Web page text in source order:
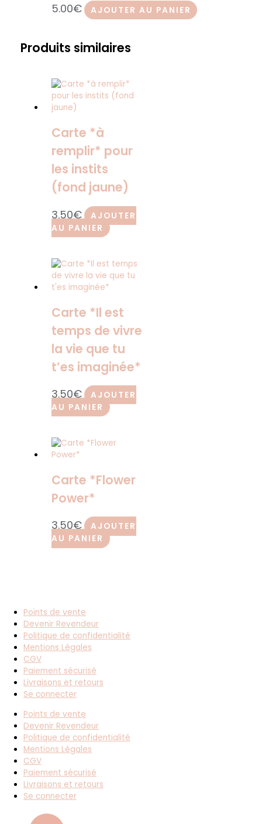
5.00€ AJOUTER AU PANIER
Produits similaires
Carte *à
remplir* pour
les instits
(fond jaune)
3.50€
AJOUTER
AU PANIER
Carte *Il est
temps de vivre
la vie que tu
t’es imaginée*
3.50€
AJOUTER
AU PANIER
Carte *Flower
Power*
3.50€
AJOUTER
AU PANIER
Points de vente
Devenir Revendeur
Politique de confidentialité
Mentions Légales
CGV
Paiement sécurisé
Livraisons et retours
Se connecter
Points de vente
Devenir Revendeur
Politique de confidentialité
Mentions Légales
CGV
Paiement sécurisé
Livraisons et retours
Se connecter